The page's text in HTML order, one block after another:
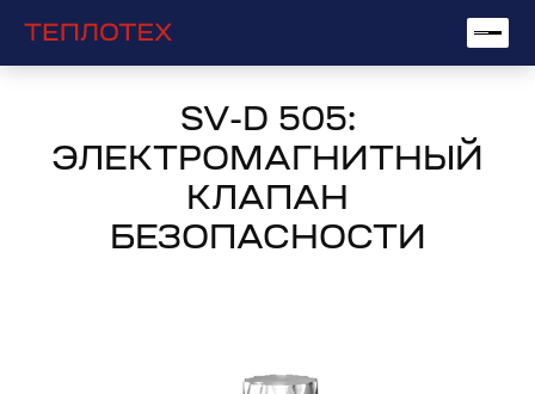
SV-D 505:
ЭЛЕКТРОМАГНИТНЫЙ
КЛАПАН
БЕЗОПАСНОСТИ